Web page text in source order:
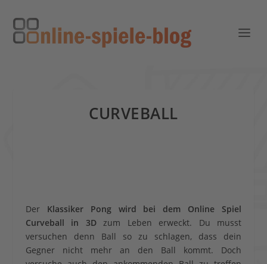
CURVEBALL
Der Klassiker Pong wird bei dem Online Spiel
Curveball in 3Dzum Leben erweckt. Du musst
versuchen denn Ball so zu schlagen, dass dein
Gegner nicht mehr an den Ball kommt. Doch